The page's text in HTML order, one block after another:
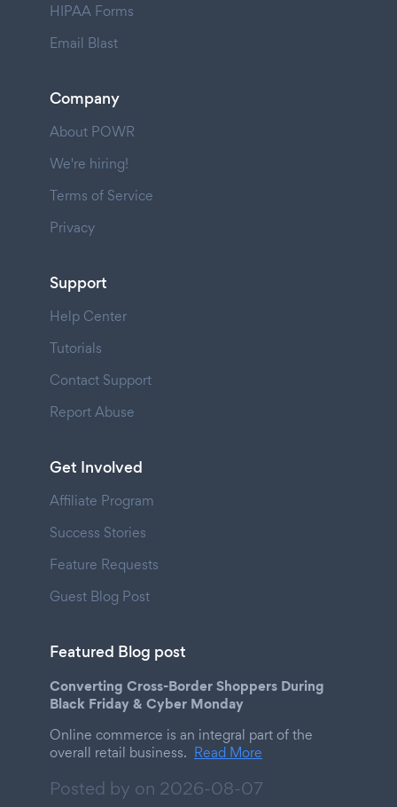
HIPAA Forms
Email Blast
Company
About POWR
We're hiring!
Terms of Service
Privacy
Support
Help Center
Tutorials
Contact Support
Report Abuse
Get Involved
Affiliate Program
Success Stories
Feature Requests
Guest Blog Post
Featured Blog post
Converting Cross-Border Shoppers During
Black Friday & Cyber Monday
Online commerce is an integral part of the
overall retail business. Read More
Posted by on 2026-08-07